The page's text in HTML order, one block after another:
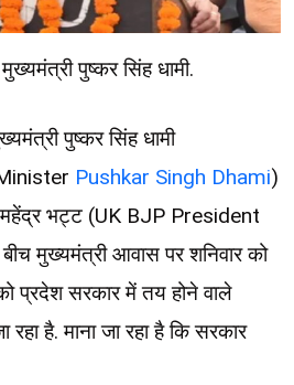
पुष्कर सिंह धामी.
पुष्कर सिंह धामी
Pushkar Singh Dhami)
महेंद्र भट्ट (UK BJP President
मुख्यमंत्री आवास पर शनिवार को
प्रदेश सरकार में तय होने वाले
रहा है. माना जा रहा है कि सरकार